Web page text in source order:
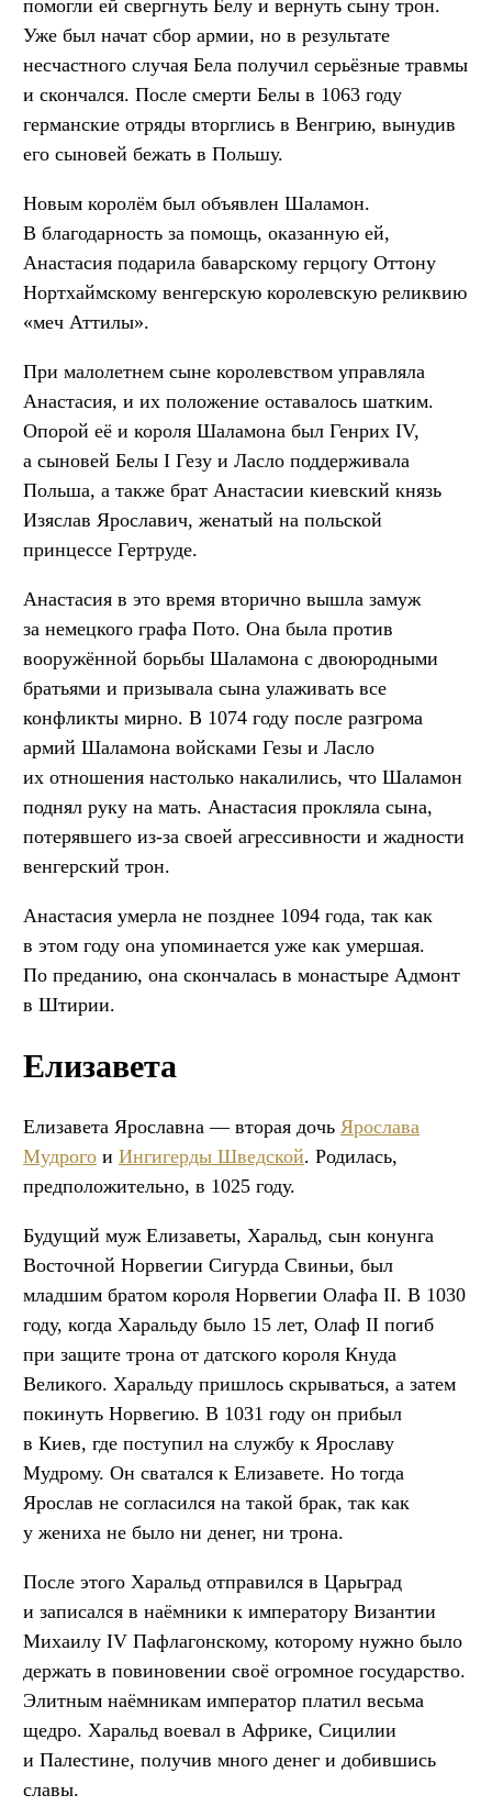
помогли ей свергнуть Белу и вернуть сыну трон.
Уже был начат сбор армии, но в результате
несчастного случая Бела получил серьёзные травмы
и скончался. После смерти Белы в 1063 году
германские отряды вторглись в Венгрию, вынудив
его сыновей бежать в Польшу.
Новым королём был объявлен Шаламон.
В благодарность за помощь, оказанную ей,
Анастасия подарила баварскому герцогу Оттону
Нортхаймскому венгерскую королевскую реликвию
«меч Аттилы».
При малолетнем сыне королевством управляла
Анастасия, и их положение оставалось шатким.
Опорой её и короля Шаламона был Генрих IV,
а сыновей Белы I Гезу и Ласло поддерживала
Польша, а также брат Анастасии киевский князь
Изяслав Ярославич, женатый на польской
принцессе Гертруде.
Анастасия в это время вторично вышла замуж
за немецкого графа Пото. Она была против
вооружённой борьбы Шаламона с двоюродными
братьями и призывала сына улаживать все
конфликты мирно. В 1074 году после разгрома
армий Шаламона войсками Гезы и Ласло
их отношения настолько накалились, что Шаламон
поднял руку на мать. Анастасия прокляла сына,
потерявшего из-за своей агрессивности и жадности
венгерский трон.
Анастасия умерла не позднее 1094 года, так как
в этом году она упоминается уже как умершая.
По преданию, она скончалась в монастыре Адмонт
в Штирии.
Елизавета
Елизавета Ярославна — вторая дочь Ярослава
Мудрого и Ингигерды Шведской. Родилась,
предположительно, в 1025 году.
Будущий муж Елизаветы, Харальд, сын конунга
Восточной Норвегии Сигурда Свиньи, был
младшим братом короля Норвегии Олафа II. В 1030
году, когда Харальду было 15 лет, Олаф II погиб
при защите трона от датского короля Кнуда
Великого. Харальду пришлось скрываться, а затем
покинуть Норвегию. В 1031 году он прибыл
в Киев, где поступил на службу к Ярославу
Мудрому. Он сватался к Елизавете. Но тогда
Ярослав не согласился на такой брак, так как
у жениха не было ни денег, ни трона.
После этого Харальд отправился в Царьград
и записался в наёмники к императору Византии
Михаилу IV Пафлагонскому, которому нужно было
держать в повиновении своё огромное государство.
Элитным наёмникам император платил весьма
щедро. Харальд воевал в Африке, Сицилии
и Палестине, получив много денег и добившись
славы.